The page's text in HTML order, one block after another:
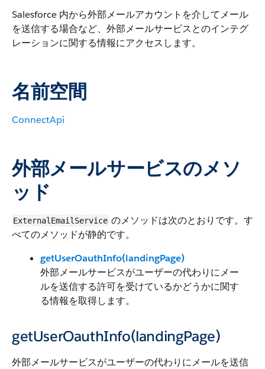
Salesforce 内から外部メールアカウントを介してメール
を送信する場合など、外部メールサービスとのインテグ
レーションに関する情報にアクセスします。
名前空間
ConnectApi
外部メールサービスのメソ
ッド
ExternalEmailService のメソッドは次のとおりです。す
べてのメソッドが静的です。
getUserOauthInfo(landingPage)
外部メールサービスがユーザーの代わりにメー
ルを送信する許可を受けているかどうかに関す
る情報を取得します。
getUserOauthInfo(landingPage)
外部メールサービスがユーザーの代わりにメールを送信